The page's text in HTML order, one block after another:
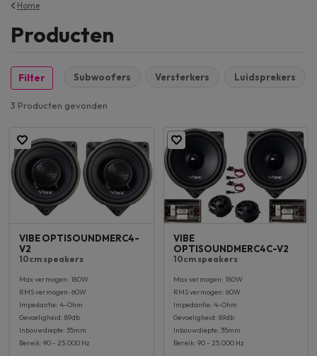
Home
Producten
Filter Subwoofers Versterkers Luidsprekers
3 Producten gevonden
VIBE OPTISOUNDMERC4-
V2
10cm speakers
Max vermogen: 180W
RMS vermogen: 60W
Impedantie: 4-Ohm
Gevoeligheid: 89db
Inbouwdiepte: 35mm
Bereik: 90 - 25.000 Hz
VIBE
OPTISOUNDMERC4C-V2
10cm speakers
Max vermogen: 180W
RMS vermogen: 60W
Impedantie: 4-Ohm
Gevoeligheid: 89db
Inbouwdiepte: 35mm
Bereik: 90 - 25.000 Hz